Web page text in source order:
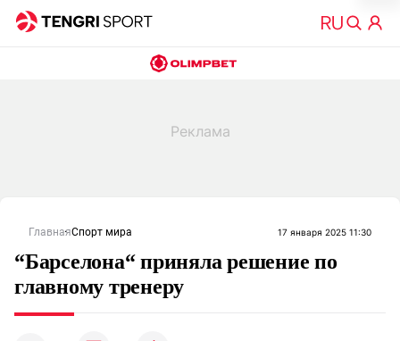
ГлавнаяСпорт мира 17 января 2025 11:30
“Барселона“ приняла решение по
главному тренеру